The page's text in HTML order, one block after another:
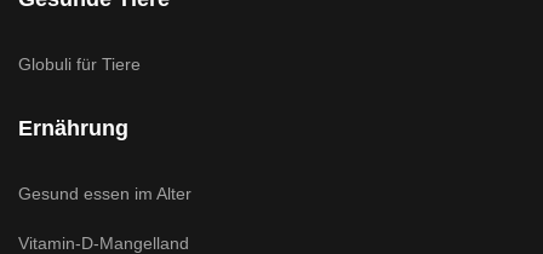
Globuli für Tiere
Ernährung
Gesund essen im Alter
Vitamin-D-Mangelland